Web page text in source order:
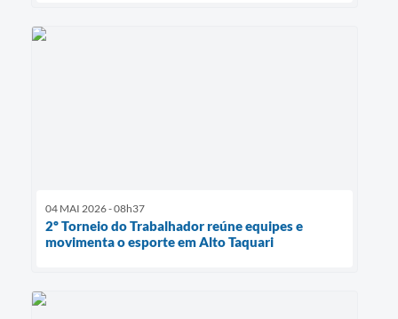
04 MAI 2026 - 08h37
2º Torneio do Trabalhador reúne equipes e
movimenta o esporte em Alto Taquari